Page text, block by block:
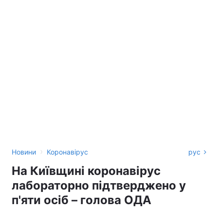
Новини › Коронавірус рус
На Київщині коронавірус
лабораторно підтверджено у
п'яти осіб – голова ОДА